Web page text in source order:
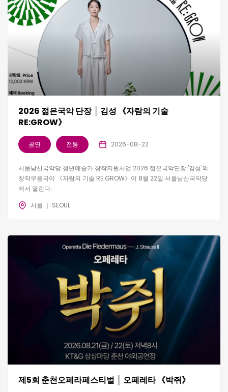
2026 젊은국악 단장 │ 김성 《자람의 기술
RE:GROW》
공연 전통 2026-08-22
서울남산국악당 청년예술가 창작지원사업 2026 젋은국악단장 '김성'의
창작무용극이 《자람의 기술 RE:GROW》이 8월 22일 서울남산국악당
에서 열린다.
서울 ｜ SEOUL
제5회 춘천오페라페스티벌 │ 오페레타 《박쥐》